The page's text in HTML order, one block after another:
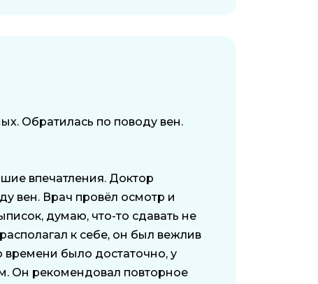
Обратилась по поводу вен.
впечатления. Доктор
вен. Врач провёл осмотр и
думаю, что-то сдавать не
к себе, он был вежлив
было достаточно, у
Он рекомендовал повторное